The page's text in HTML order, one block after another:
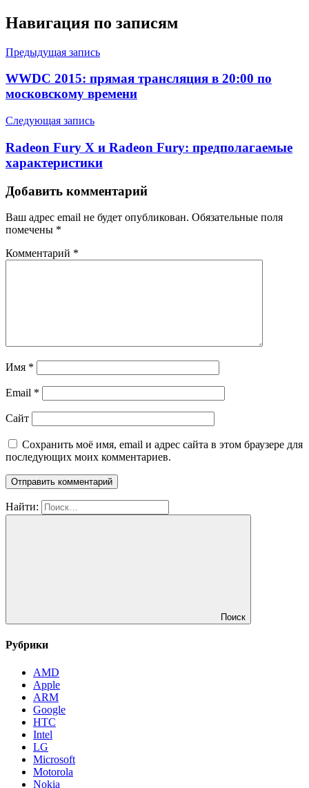
Навигация по записям
Предыдущая запись
WWDC 2015: прямая трансляция в 20:00 по
московскому времени
Следующая запись
Radeon Fury X и Radeon Fury: предполагаемые
характеристики
Добавить комментарий
Ваш адрес email не будет опубликован. Обязательные поля
помечены *
Комментарий *
Имя *
Email *
Сайт
Сохранить моё имя, email и адрес сайта в этом браузере для
последующих моих комментариев.
Найти:
Поиск
Рубрики
AMD
Apple
ARM
Google
HTC
Intel
LG
Microsoft
Motorola
Nokia